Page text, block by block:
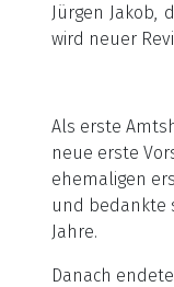
Jürgen Jakob,
wird neuer
Als erste
neue erste
ehemaligen
und bedankte
Jahre.
Danach